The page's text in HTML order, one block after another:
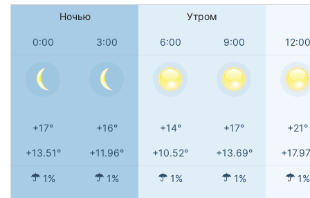
Ночью Утром
0:00 3:00 6:00 9:00 12:00
+17° +16° +14° +17° +21°
+13.51° +11.96° +10.52° +13.69°
1% 1% 1% 1% 1%